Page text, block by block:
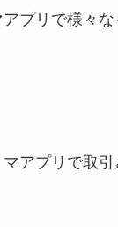
プリで様々
アプリで取引